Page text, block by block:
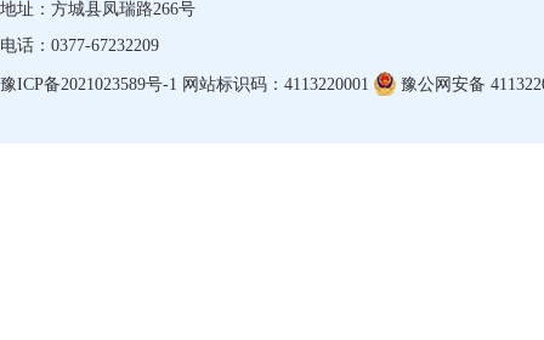
地址：方城县凤瑞路266号
电话：0377-67232209
豫ICP备2021023589号-1 网站标识码：4113220001 豫公网安备